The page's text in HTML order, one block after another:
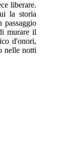
liberare.
la storia
passaggio
murare il
d'onori,
nelle notti